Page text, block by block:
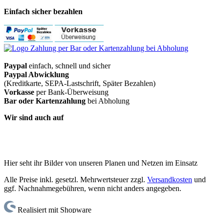
Einfach sicher bezahlen
Paypal einfach, schnell und sicher
Paypal Abwicklung
(Kreditkarte, SEPA-Lastschrift, Später Bezahlen)
Vorkasse per Bank-Überweisung
Bar oder Kartenzahlung bei Abholung
Wir sind auch auf
Hier seht ihr Bilder von unseren Planen und Netzen im Einsatz
Alle Preise inkl. gesetzl. Mehrwertsteuer zzgl. Versandkosten und
ggf. Nachnahmegebühren, wenn nicht anders angegeben.
Realisiert mit Shopware